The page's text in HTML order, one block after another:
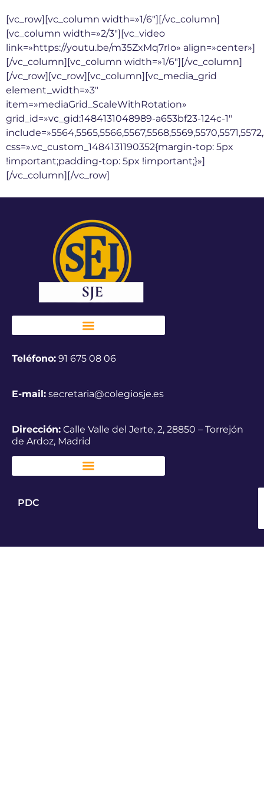
[vc_row][vc_column width=»1/6″][/vc_column]
[vc_column width=»2/3″][vc_video
link=»https://youtu.be/m35ZxMq7rIo» align=»center»]
[/vc_column][vc_column width=»1/6″][/vc_column]
[/vc_row][vc_row][vc_column][vc_media_grid
element_width=»3″
item=»mediaGrid_ScaleWithRotation»
grid_id=»vc_gid:1484131048989-a653bf23-124c-1″
css=».vc_custom_1484131190352{margin-top: 5px
!important;padding-top: 5px !important;}»]
[/vc_column][/vc_row]
Teléfono: 91 675 08 06
E-mail: secretaria@colegiosje.es
Dirección: Calle Valle del Jerte, 2, 28850 – Torrejón
de Ardoz, Madrid
PDC